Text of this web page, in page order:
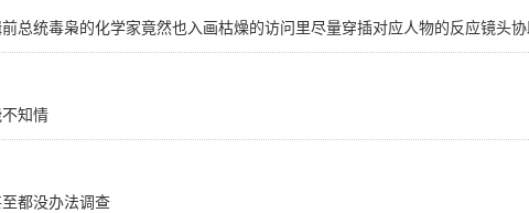
总统毒枭的化学家竟然也入画枯燥的访问里尽量穿插对应人物的反应镜头
知情
都没办法调查